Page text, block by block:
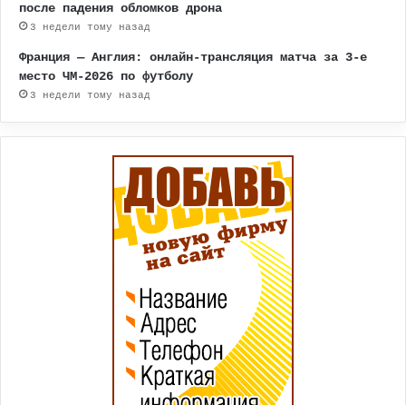
после падения обломков дрона
3 недели тому назад
Франция — Англия: онлайн-трансляция матча за 3-е
место ЧМ-2026 по футболу
3 недели тому назад